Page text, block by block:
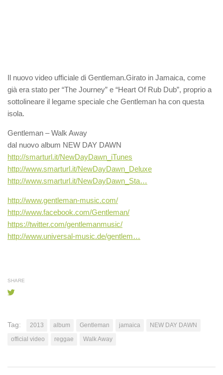
Il nuovo video ufficiale di Gentleman.Girato in Jamaica, come
già era stato per “The Journey” e “Heart Of Rub Dub”, proprio a
sottolineare il legame speciale che Gentleman ha con questa
isola.
Gentleman – Walk Away
dal nuovo album NEW DAY DAWN
http://smarturl.it/NewDayDawn_iTunes
http://www.smarturl.it/NewDayDawn_Deluxe
http://www.smarturl.it/NewDayDawn_Sta…
http://www.gentleman-music.com/
http://www.facebook.com/Gentleman/
https://twitter.com/gentlemanmusic/
http://www.universal-music.de/gentlem…
SHARE
Tag: 2013 album Gentleman jamaica
NEW DAY DAWN
official video
reggae Walk Away